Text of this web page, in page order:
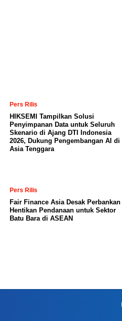
Pers Rilis
HIKSEMI Tampilkan Solusi
Penyimpanan Data untuk Seluruh
Skenario di Ajang DTI Indonesia
2026, Dukung Pengembangan AI di
Asia Tenggara
Pers Rilis
Fair Finance Asia Desak Perbankan
Hentikan Pendanaan untuk Sektor
Batu Bara di ASEAN